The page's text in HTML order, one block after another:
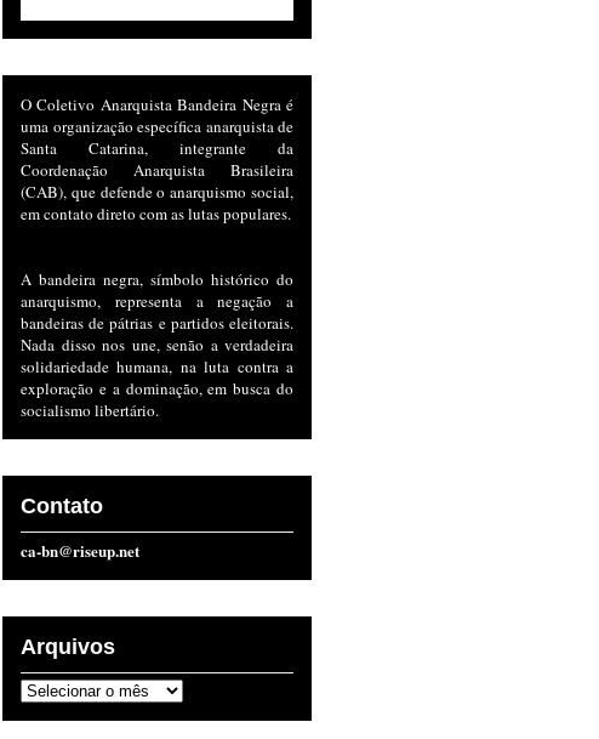
O Coletivo Anarquista Bandeira Negra é
uma organização específica anarquista de
Santa Catarina, integrante da
Coordenação Anarquista Brasileira
(CAB), que defende o anarquismo social,
em contato direto com as lutas populares.
A bandeira negra, símbolo histórico do
anarquismo, representa a negação a
bandeiras de pátrias e partidos eleitorais.
Nada disso nos une, senão a verdadeira
solidariedade humana, na luta contra a
exploração e a dominação, em busca do
socialismo libertário.
Contato
ca-bn@riseup.net
Arquivos
Arquivos